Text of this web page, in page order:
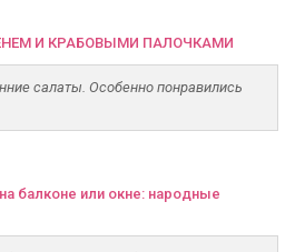
И КРАБОВЫМИ ПАЛОЧКАМИ
салаты. Особенно понравились
балконе или окне: народные